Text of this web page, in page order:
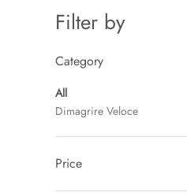
Filter by
Category
All
Dimagrire Veloce
Price